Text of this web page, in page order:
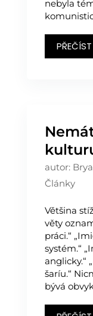
nebyla
PŘEČÍST
autor:
Články
Většina
věty
práci.“
systém.“
anglicky.“
šaríu.“
bývá